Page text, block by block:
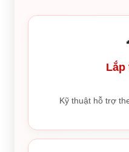
Lắp
Kỹ thuật hỗ trợ